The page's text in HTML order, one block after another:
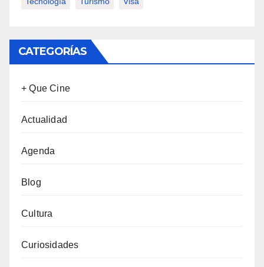
CATEGORÍAS
+ Que Cine
Actualidad
Agenda
Blog
Cultura
Curiosidades